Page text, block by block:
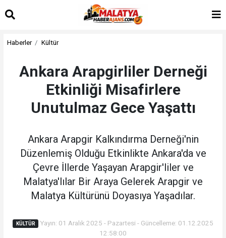
Haberler Kültür
Ankara Arapgirliler Derneği
Etkinliği Misafirlere
Unutulmaz Gece Yaşattı
Ankara Arapgir Kalkındırma Derneği'nin
Düzenlemiş Olduğu Etkinlikte Ankara'da ve
Çevre İllerde Yaşayan Arapgir'liler ve
Malatya'lılar Bir Araya Gelerek Arapgir ve
Malatya Kültürünü Doyasıya Yaşadılar.
KÜLTÜR
Yayın: 01 Aralık 2025 - Pazartesi - Güncelleme: 01.12.2025
12:58:00